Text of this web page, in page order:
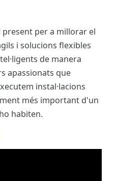
present per a millorar el
i solucions flexibles
de manera
apassionats que
instal·lacions
més important d'un
habiten.